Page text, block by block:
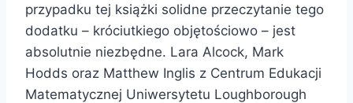
przypadku tej książki solidne przeczytanie tego
dodatku – króciutkiego objętościowo – jest
absolutnie niezbędne. Lara Alcock, Mark
Hodds oraz Matthew Inglis z Centrum Edukacji
Matematycznej Uniwersytetu Loughborough